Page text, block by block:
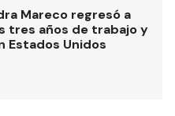
Mareco regresó a
tres años de trabajo y
Estados Unidos